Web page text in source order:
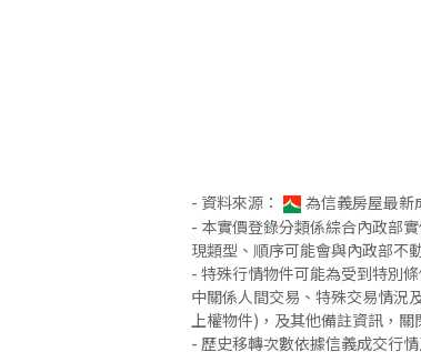
- 資料來源： 為信義房屋最新
- 本實價登錄分類係綜合內政部
現類型、順序可能會與內政部不
- 特殊行情物件可能為受到特別
中關係人間交易、特殊交易情況
上權物件)，及其他備註資訊，關
- 歷史移轉次數依據信義成交行